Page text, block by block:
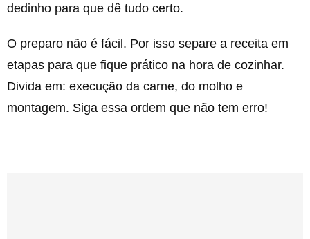
dedinho para que dê tudo certo.
O preparo não é fácil. Por isso separe a receita em
etapas para que fique prático na hora de cozinhar.
Divida em: execução da carne, do molho e
montagem. Siga essa ordem que não tem erro!